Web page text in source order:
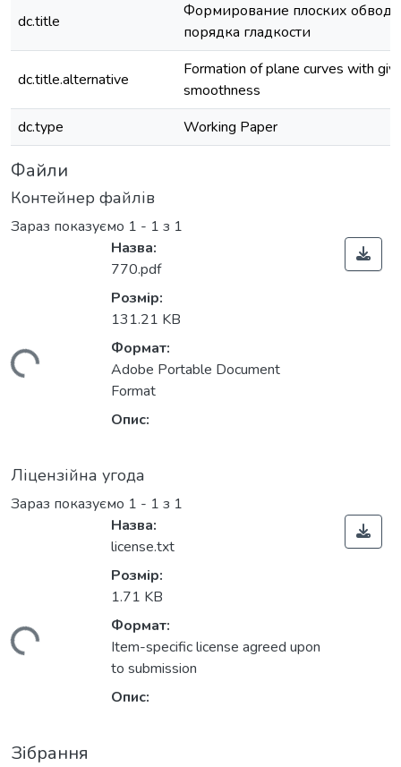
dc.title
Формирование плоских
порядка гладкости
dc.title.alternative
Formation of plane curves with
smoothness
dc.type
Working Paper
Файли
Контейнер файлів
Зараз показуємо 1 - 1 з 1
Назва:
770.pdf
Розмір:
131.21 KB
Формат:
Adobe Portable Document
Format
Опис:
Ліцензійна угода
Зараз показуємо 1 - 1 з 1
Назва:
license.txt
Розмір:
1.71 KB
Формат:
Item-specific license agreed upon
to submission
Опис:
Зібрання